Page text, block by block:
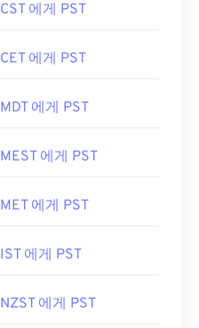
CST 에게 PST
CET 에게 PST
MDT 에게 PST
MEST 에게 PST
MET 에게 PST
IST 에게 PST
NZST 에게 PST